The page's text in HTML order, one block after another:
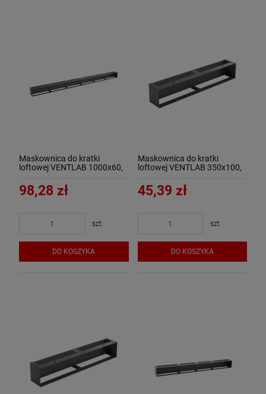
Maskownica do kratki
loftowej VENTLAB 1000x60,
98,28 zł
szt.
DO KOSZYKA
Maskownica do kratki
loftowej VENTLAB 350x100,
45,39 zł
szt.
DO KOSZYKA